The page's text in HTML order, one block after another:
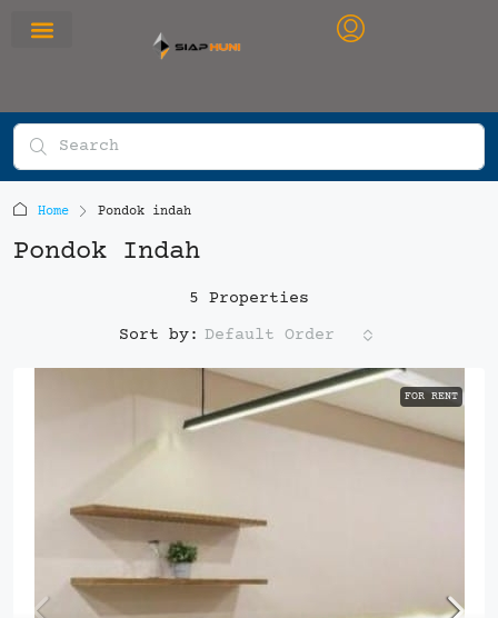
Home Pondok indah
Pondok Indah
5 Properties
Sort by: Default Order
FOR RENT